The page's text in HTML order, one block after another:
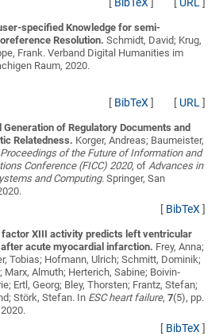
specified Knowledge for semi-
Resolution. Schmidt, David; Krug,
Frank. Verband Digital Humanities im
Raum, 2020.
[ BibTeX ] [ URL ]
Generation of Regulatory Documents and
Relatedness. Korger, Andreas; Baumeister,
Proceedings of the Future of Information and
Conference (FICC) 2020, ofAdvances in
and Computing. Springer, San
[ BibTeX ]
factor XIII activity predicts left ventricular
acute myocardial infarction. Frey, Anna;
Tobias; Hofmann, Ulrich; Schmitt, Dominik;
Marx, Almuth; Herterich, Sabine; Boivin‐
Ertl, Georg; Bley, Thorsten; Frantz, Stefan;
Störk, Stefan. In ESC heart failure,7(5), pp.
[ BibTeX ]